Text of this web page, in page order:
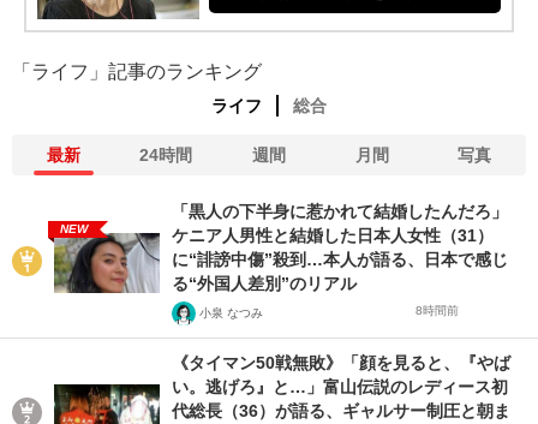
「ライフ」記事のランキング
ライフ 総合
最新 24時間 週間 月間 写真
NEW
「黒人の下半身に惹かれて結婚したんだろ」
ケニア人男性と結婚した日本人女性（31）
に“誹謗中傷”殺到…本人が語る、日本で感じ
る“外国人差別”のリアル
小泉 なつみ 8時間前
《タイマン50戦無敗》「顔を見ると、『やば
い。逃げろ』と…」富山伝説のレディース初
代総長（36）が語る、ギャルサー制圧と朝ま